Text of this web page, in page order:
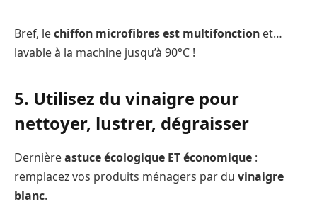
Bref, lechiffon microfibres est multifonction et…
lavable à la machine jusqu’à 90°C !
5. Utilisez du vinaigre pour
nettoyer, lustrer, dégraisser
Dernièreastuce écologique ET économique :
remplacez vos produits ménagers par du vinaigre
blanc.